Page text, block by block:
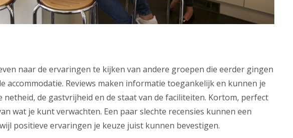
naar de ervaringen te kijken van andere groepen die eerder gingen
accommodatie. Reviews maken informatie toegankelijk en kunnen je
de gastvrijheid en de staat van de faciliteiten. Kortom, perfect
wat je kunt verwachten. Een paar slechte recensies kunnen een
positieve ervaringen je keuze juist kunnen bevestigen.